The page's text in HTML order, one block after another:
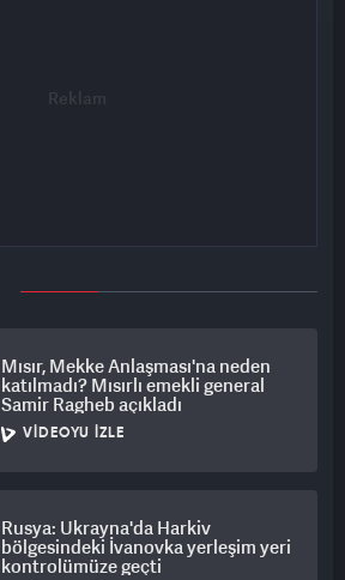
Mısır, Mekke Anlaşması'na neden
katılmadı? Mısırlı emekli general
Samir Ragheb açıkladı
VIDEOYU İZLE
Rusya: Ukrayna'da Harkiv
bölgesindeki İvanovka yerleşim yeri
kontrolümüze geçti